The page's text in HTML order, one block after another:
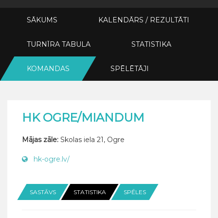
SĀKUMS KALENDĀRS / REZULTĀTI
TURNĪRA TABULA STATISTIKA
KOMANDAS SPĒLĒTĀJI
HK OGRE/MIANDUM
Mājas zāle: Skolas iela 21, Ogre
hk-ogre.lv/
SASTĀVS STATISTIKA SPĒLES